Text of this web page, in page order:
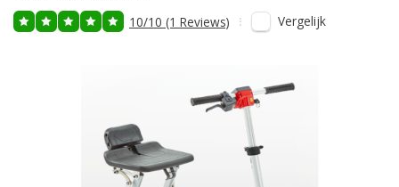
10/10 (1 Reviews) Vergelijk